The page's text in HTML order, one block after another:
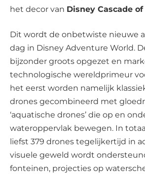
het decor van Disney Cascade
Dit wordt de onbetwiste nieuwe
dag in Disney Adventure World.
bijzonder groots opgezet en
technologische wereldprimeur
het eerst worden namelijk
drones gecombineerd met
‘aquatische drones’ die op en
wateroppervlak bewegen. In
liefst 379 drones tegelijkertijd in
visuele geweld wordt
fonteinen, projecties op